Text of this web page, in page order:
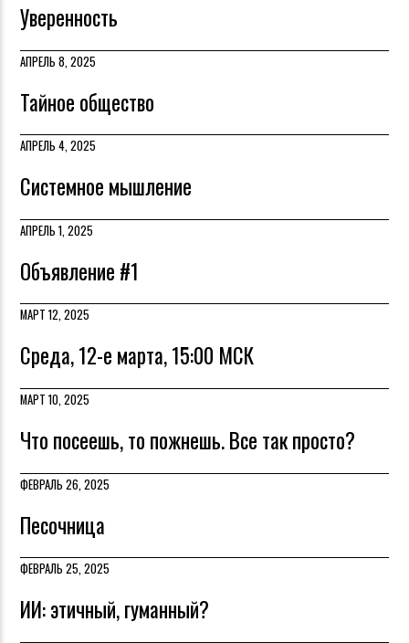
Уверенность
АПРЕЛЬ 8, 2025
Тайное общество
АПРЕЛЬ 4, 2025
Системное мышление
АПРЕЛЬ 1, 2025
Объявление #1
МАРТ 12, 2025
Среда, 12-е марта, 15:00 МСК
МАРТ 10, 2025
Что посеешь, то пожнешь. Все так просто?
ФЕВРАЛЬ 26, 2025
Песочница
ФЕВРАЛЬ 25, 2025
ИИ: этичный, гуманный?